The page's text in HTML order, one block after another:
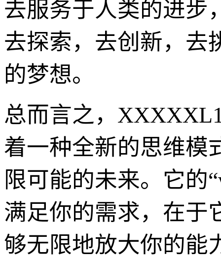
去服务于人类的进步
去探索，去创新，去
的梦想。
总而言之，
着一种全新的思维模
限可能的未来。它的
满足你的需求，在于
够无限地放大你的能